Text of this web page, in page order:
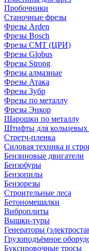
Пробочники
Станочные фрезы
Фрезы Arden
Фрезы Bosch
Фрезы CMT (ЦРИ)
Фрезы Globus
Фрезы Strong
Фрезы алмазные
Фрезы Атака
Фрезы Зубр
Фрезы по металлу
Фрезы Энкор
Шарошки по металлу
Штифты для кольцевых
Стретч-пленка
Силовая техника и
Бензиновые двигатели
Бензобуры
Бензопилы
Бензорезы
Строительные леса
Бетономешалки
Виброплиты
Вышки-туры
Генераторы
Грузоподъёмное
Буксировочные тросы